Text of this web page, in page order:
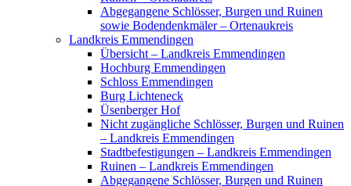
Abgegangene Schlösser, Burgen und Ruinen
sowie Bodendenkmäler – Ortenaukreis
Landkreis Emmendingen
Übersicht – Landkreis Emmendingen
Hochburg Emmendingen
Schloss Emmendingen
Burg Lichteneck
Üsenberger Hof
Nicht zugängliche Schlösser, Burgen und Ruinen
– Landkreis Emmendingen
Stadtbefestigungen – Landkreis Emmendingen
Ruinen – Landkreis Emmendingen
Abgegangene Schlösser, Burgen und Ruinen